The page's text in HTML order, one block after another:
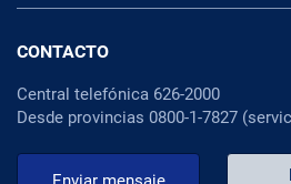
CONTACTO
Central telefónica 626-2000
Desde provincias 0800-1-7827